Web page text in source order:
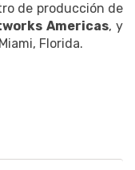
de producción de
Americas, y
Florida.